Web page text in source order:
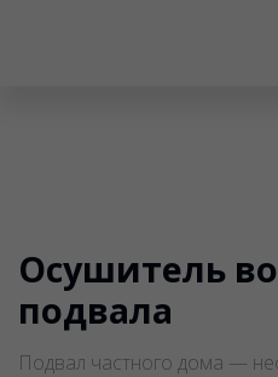
Осушитель
подвала
Подвал частного дома —